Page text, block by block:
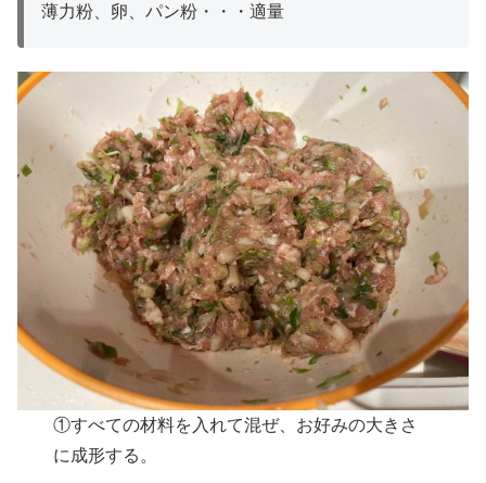
薄力粉、卵、パン粉・・・適量
①すべての材料を入れて混ぜ、お好みの大きさ
に成形する。